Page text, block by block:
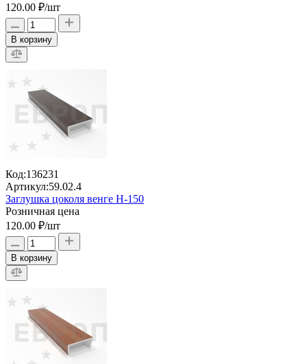
120.00 ₽/шт
В корзину
Код:136231
Артикул:59.02.4
Заглушка цоколя венге H-150
Розничная цена
120.00 ₽/шт
В корзину